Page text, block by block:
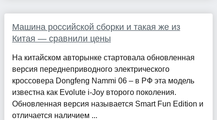
Машина российской сборки и такая же из
Китая — сравнили цены
На китайском авторынке стартовала обновленная
версия переднеприводного электрического
кроссовера Dongfeng Nammi 06 – в РФ эта модель
известна как Evolute i-Joy второго поколения.
Обновленная версия называется Smart Fun Edition и
отличается наличием ...